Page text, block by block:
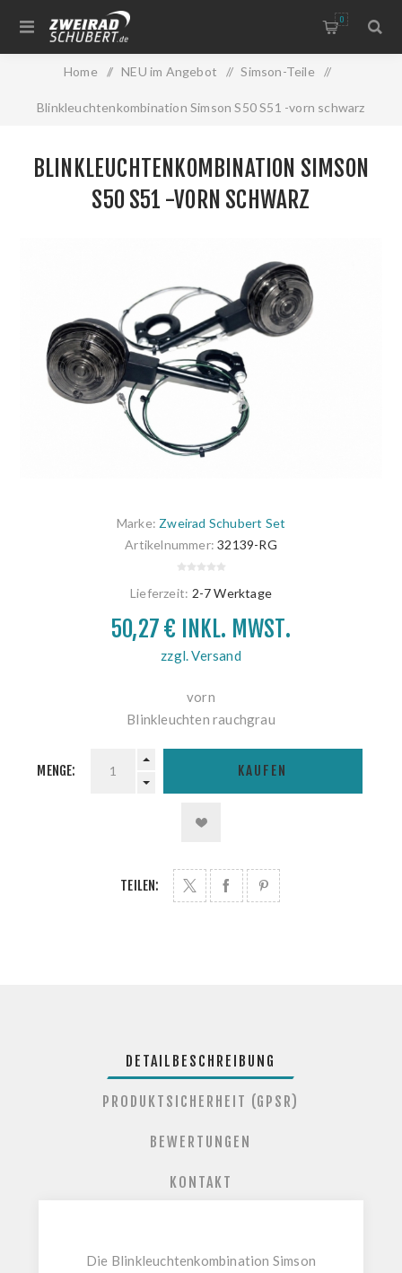
0
Home / NEU im Angebot / Simson-Teile /
Blinkleuchtenkombination Simson S50 S51 -vorn schwarz
BLINKLEUCHTENKOMBINATION SIMSON
S50 S51 -VORN SCHWARZ
Marke: Zweirad Schubert Set
Artikelnummer: 32139-RG
Lieferzeit: 2-7 Werktage
50,27 € INKL. MWST.
zzgl. Versand
vorn
Blinkleuchten rauchgrau
MENGE: KAUFEN
TEILEN:
DETAILBESCHREIBUNG
PRODUKTSICHERHEIT (GPSR)
BEWERTUNGEN
KONTAKT
Die Blinkleuchtenkombination Simson